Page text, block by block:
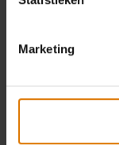
Marketing